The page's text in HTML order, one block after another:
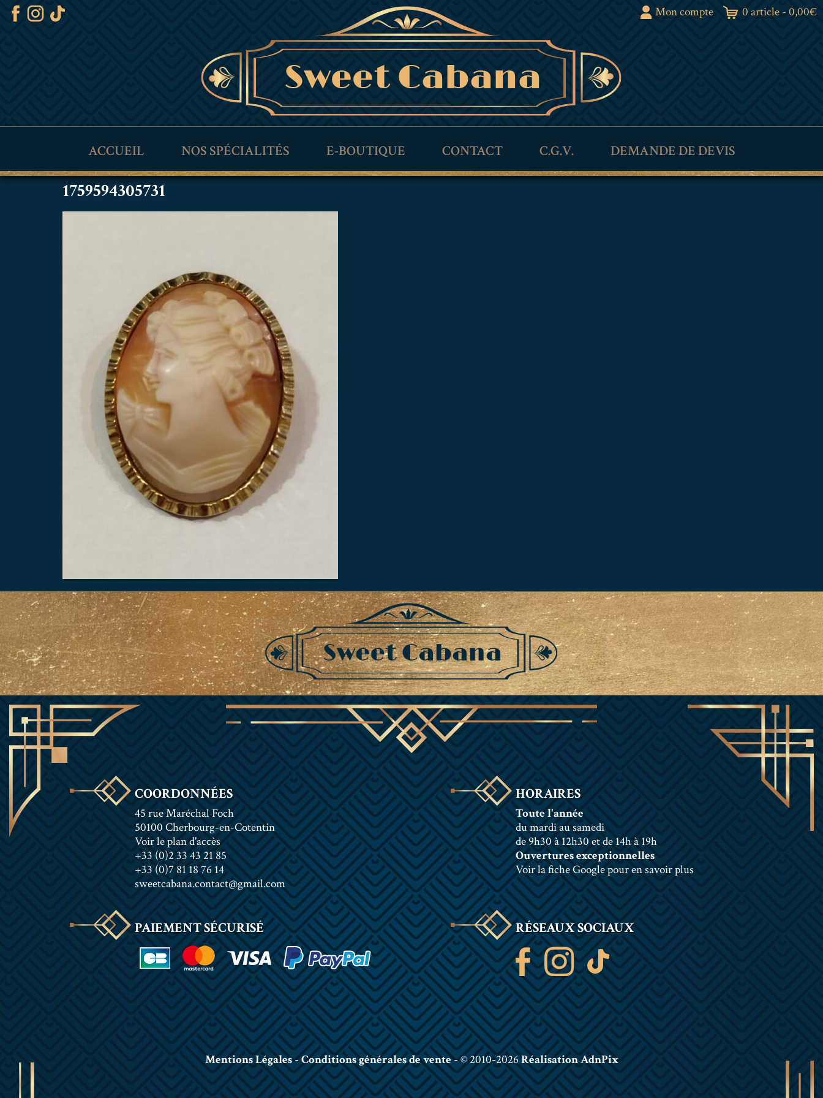
Mon compte 0 article - 0,00€
ACCUEIL NOS SPÉCIALITÉS E-BOUTIQUE CONTACT C.G.V. DEMANDE DE DEVIS
1759594305731
COORDONNÉES
45 rue Maréchal Foch
50100 Cherbourg-en-Cotentin
Voir le plan d'accès
+33 (0)2 33 43 21 85
+33 (0)7 81 18 76 14
sweetcabana.contact@gmail.com
HORAIRES
Toute l'année
du mardi au samedi
de 9h30 à 12h30 et de 14h à 19h
Ouvertures exceptionnelles
Voir la fiche Google pour en savoir plus
PAIEMENT SÉCURISÉ RÉSEAUX SOCIAUX
Mentions Légales-Conditions générales de vente- © 2010-2026Réalisation AdnPix